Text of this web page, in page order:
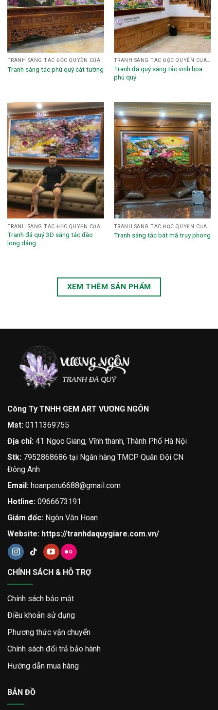
TRANH SÁNG TÁC ĐỘC QUYỀN CỦA HỌA SĨ NGHỆ NHÂN VƯƠNG NGÔN
Tranh sáng tác phú quý cát tường
TRANH SÁNG TÁC ĐỘC QUYỀN CỦA HỌA SĨ NGHỆ NHÂN VƯƠNG NGÔN
Tranh đá quý sáng tác vinh hoa
phú quý
Tranh đá quý 3D sáng tác đào
long dáng
Tranh sáng tác bát mã truy phong
XEM THÊM SẢN PHẨM
Công Ty TNHH GEM ART VƯƠNG NGÔN
Mst:0111369755
Địa chỉ:41 Ngọc Giang, Vĩnh thanh, Thành Phố Hà Nội
Stk:7952868686 tại Ngân hàng TMCP Quân Đội CN
Đông Anh
Email:hoanperu6688@gmail.com
Hotline:0966673191
Giám đốc:Ngôn Văn Hoan
Website: https://tranhdaquygiare.com.vn/
CHÍNH SÁCH & HỖ TRỢ
Chính sách bảo mật
Điều khoản sử dụng
Phương thức vận chuyển
Chính sách đổi trả bảo hành
Hướng dẫn mua hàng
BẢN ĐỒ